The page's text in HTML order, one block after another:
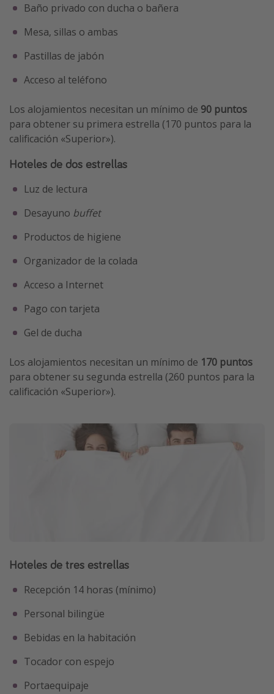
Baño privado con ducha o bañera
Mesa, sillas o ambas
Pastillas de jabón
Acceso al teléfono
Los alojamientos necesitan un mínimo de 90 puntos
para obtener su primera estrella (170 puntos para la
calificación «Superior»).
Hoteles de dos estrellas
Luz de lectura
Desayuno buffet
Productos de higiene
Organizador de la colada
Acceso a Internet
Pago con tarjeta
Gel de ducha
Los alojamientos necesitan un mínimo de 170 puntos
para obtener su segunda estrella (260 puntos para la
calificación «Superior»).
Hoteles de tres estrellas
Recepción 14 horas (mínimo)
Personal bilingüe
Bebidas en la habitación
Tocador con espejo
Portaequipaje